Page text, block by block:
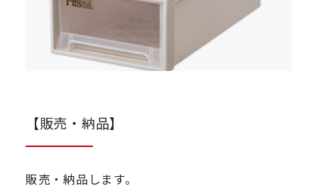
【販売・納品】
販売・納品します。